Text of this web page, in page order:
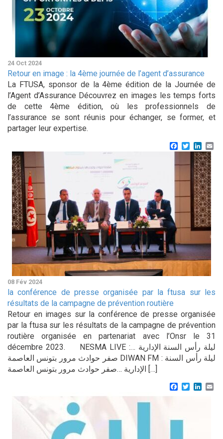
24 Oct 2024
Retour en image : la 4ème journée de l’agent d’assurance
La FTUSA, sponsor de la 4ème édition de la Journée de
l’Agent d’Assurance Découvrez en images les temps forts
de cette 4ème édition, où les professionnels de
l’assurance se sont réunis pour échanger, se former, et
partager leur expertise.
Facebook
Twitter
08 Fév 2024
la conférence de presse organisée par la ftusa sur les
résultats de la campagne de prévention routière
Retour en images sur la conférence de presse organisée
par la ftusa sur les résultats de la campagne de prévention
routière organisée en partenariat avec l’Onsr le 31
décembre 2023. NESMA LIVE :ليلة رأس السنة الإدارية …
صفر حوادث مرور بتونس العاصمة DIWAN FM : ليلة رأس السنة
الإدارية …صفر حوادث مرور بتونس العاصمة […]
Facebook
Twitter